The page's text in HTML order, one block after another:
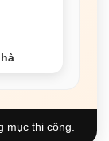
mục thi công.